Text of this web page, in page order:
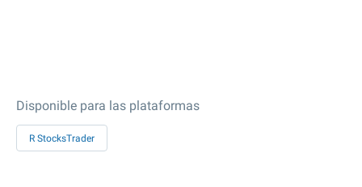
Disponible para las plataformas
R StocksTrader